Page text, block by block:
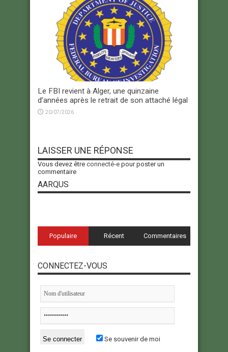
Le FBI revient à Alger, une quinzaine
d’années après le retrait de son attaché légal
20/07/2026
LAISSER UNE RÉPONSE
Vous devez être connecté-e pour poster un
commentaire
AARQUS
Populaire Récent Commentaires
CONNECTEZ-VOUS
Se souvenir de moi